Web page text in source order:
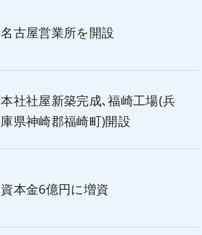
名古屋営業所を開設
本社社屋新築完成､福崎工場(兵
庫県神崎郡福崎町)開設
資本金6億円に増資